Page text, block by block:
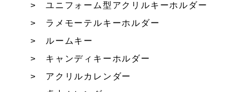
ユニフォーム型アクリルキーホルダー
ラメモーテルキーホルダー
ルームキー
キャンディキーホルダー
アクリルカレンダー